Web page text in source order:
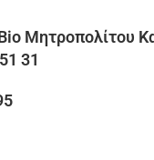
Μητροπολίτου
31